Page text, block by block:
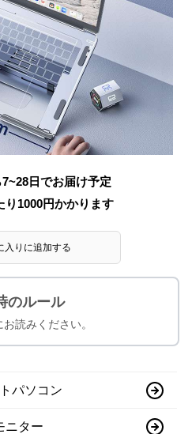
日でお届け予定
り 1000円かかります
入りに追加する
のルール
読みください。
パソコン
ニター